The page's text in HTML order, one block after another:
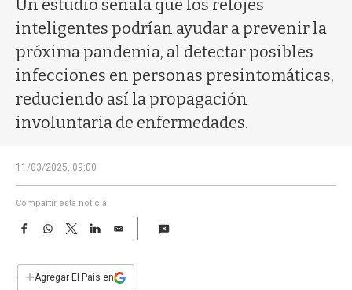
Un estudio señala que los relojes
inteligentes podrían ayudar a prevenir la
próxima pandemia, al detectar posibles
infecciones en personas presintomáticas,
reduciendo así la propagación
involuntaria de enfermedades.
11/03/2025, 09:00
Compartir esta noticia
F
e
b
W
s
T
w
t
L
E
i
l
+Agregar El País en